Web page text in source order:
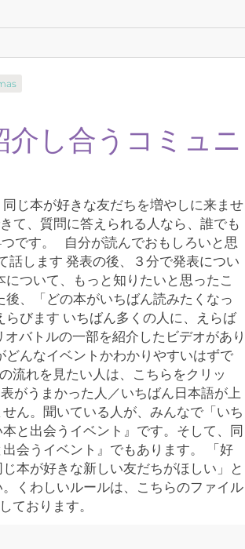
し合うコミュニ
じ本が好きな友だちを増やしに来ませ
て、質問に答えられる人なら、誰でも
です。 自分が読んでおもしろいと思
話します 発表の後、３分で発表につい
ついて、もっと知りたいと思ったこ
、「どの本がいちばん読みたくなっ
びます いちばん多くの人に、えらば
バトルの一部を紹介したビデオがあり
んなイベントかわかりやすいはずで
流れを見たい人は、こちらをクリッ
がうまかった人／いちばん日本語が上
ん。聞いている人が、みんなで「いち
と出会うイベント』です。そして、同
会うイベント』でもあります。 「好
本が好きな新しい友だちがほしい」と
くわしいルールは、こちらのファイル
ております。